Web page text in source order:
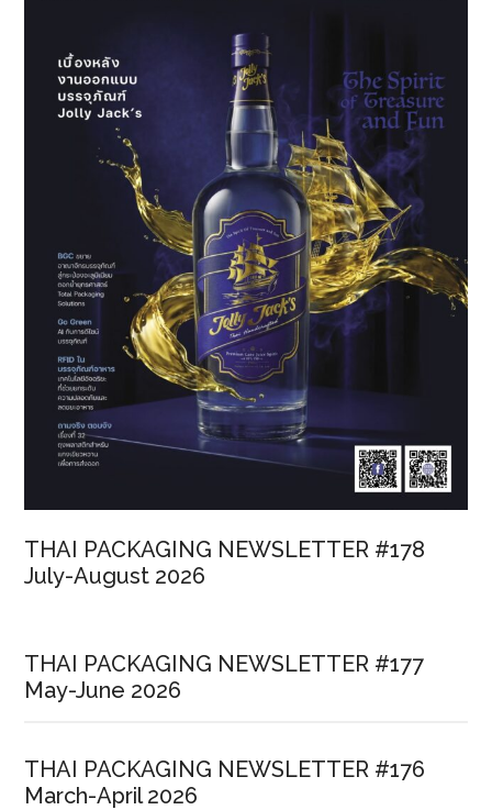
THAI PACKAGING NEWSLETTER #178
July-August 2026
THAI PACKAGING NEWSLETTER #177
May-June 2026
THAI PACKAGING NEWSLETTER #176
March-April 2026